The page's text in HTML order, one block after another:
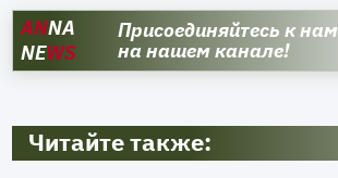
ANNA
NEWS
Присоединяйтесь к нам
на нашем канале!
Читайте также: